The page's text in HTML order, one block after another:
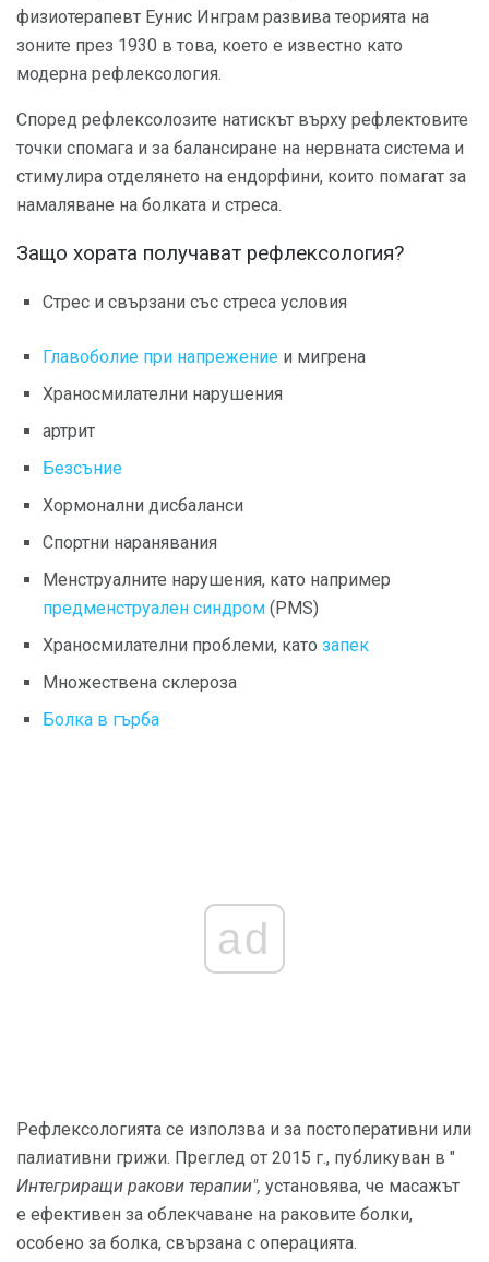
физиотерапевт Еунис Инграм развива теорията на
зоните през 1930 в това, което е известно като
модерна рефлексология.
Според рефлексолозите натискът върху рефлектовите
точки спомага и за балансиране на нервната система и
стимулира отделянето на ендорфини, които помагат за
намаляване на болката и стреса.
Защо хората получават рефлексология?
Стрес и свързани със стреса условия
Главоболие при напрежение и мигрена
Храносмилателни нарушения
артрит
Безсъние
Хормонални дисбаланси
Спортни наранявания
Менструалните нарушения, като например
предменструален синдром (PMS)
Храносмилателни проблеми, като запек
Множествена склероза
Болка в гърба
ad
Рефлексологията се използва и за постоперативни или
палиативни грижи. Преглед от 2015 г., публикуван в "
Интегриращи ракови терапии", установява, че масажът
е ефективен за облекчаване на раковите болки,
особено за болка, свързана с операцията.